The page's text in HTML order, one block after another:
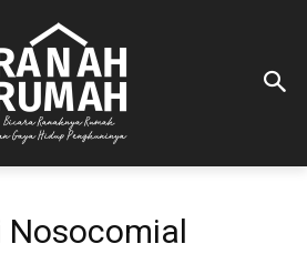
Nosocomial